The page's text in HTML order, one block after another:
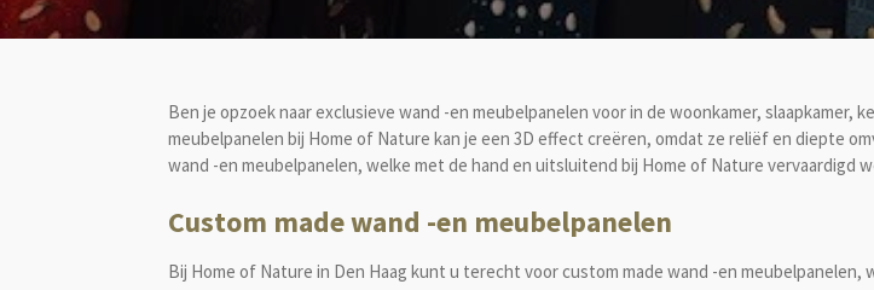
Ben je opzoek naar exclusieve wand -en meubelpanelen voor in de woonkamer, slaapkamer,
meubelpanelen bij Home of Nature kan je een 3D effect creëren, omdat ze reliëf en diepte
wand -en meubelpanelen, welke met de hand en uitsluitend bij Home of Nature vervaardigd
Custom made wand -en meubelpanelen
Bij Home of Nature in Den Haag kunt u terecht voor custom made wand -en